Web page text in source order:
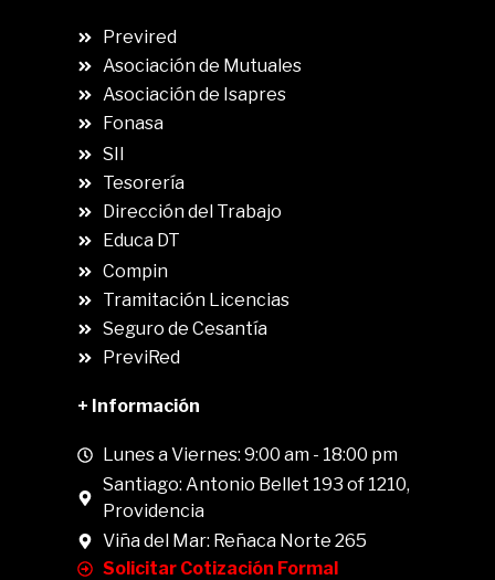
Previred
Asociación de Mutuales
Asociación de Isapres
Fonasa
SII
Tesorería
Dirección del Trabajo
Educa DT
Compin
Tramitación Licencias
Seguro de Cesantía
PreviRed
+ Información
Lunes a Viernes: 9:00 am - 18:00 pm
Santiago: Antonio Bellet 193 of 1210,
Providencia
Viña del Mar: Reñaca Norte 265
Solicitar Cotización Formal